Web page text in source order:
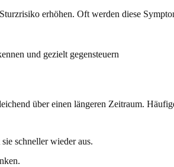
erhöhen. Oft werden diese
über einen längeren Zeitraum.
schneller wieder aus.